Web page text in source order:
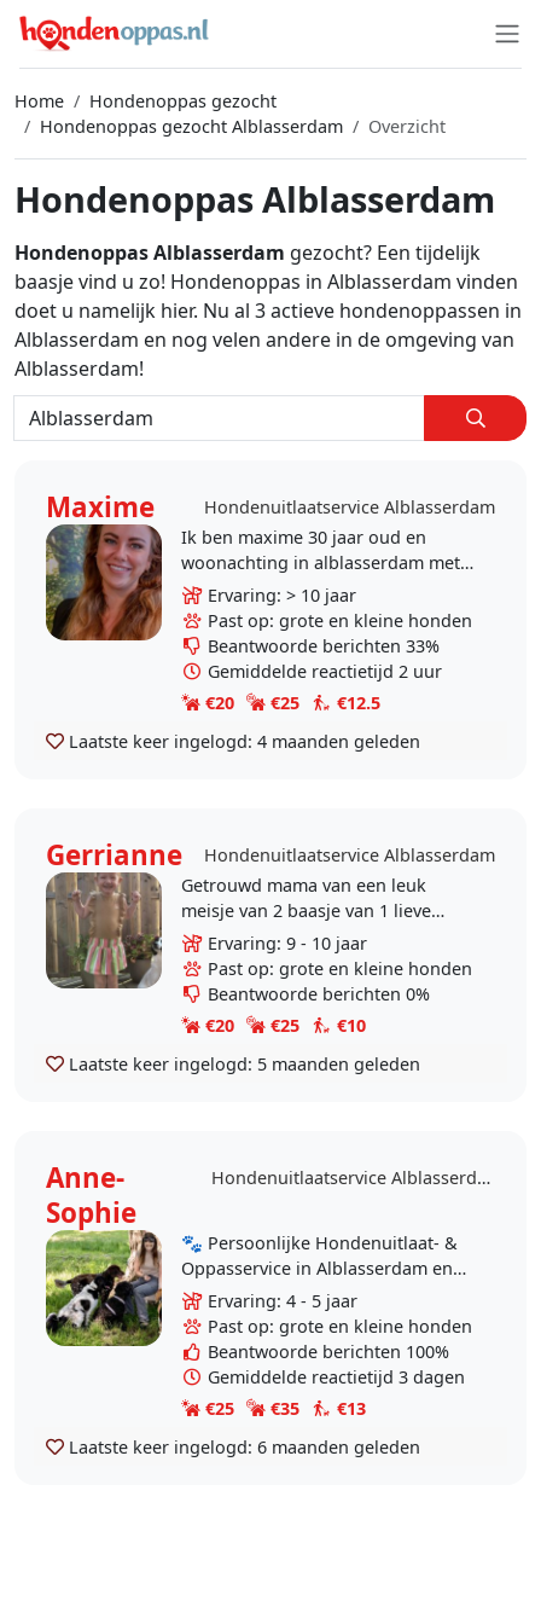
Home
Hondenoppas gezocht
Hondenoppas gezocht Alblasserdam
Overzicht
Hondenoppas Alblasserdam
Hondenoppas Alblasserdam gezocht? Een tijdelijk
baasje vind u zo! Hondenoppas in Alblasserdam vinden
doet u namelijk hier. Nu al 3 actieve hondenoppassen in
Alblasserdam en nog velen andere in de omgeving van
Alblasserdam!
Maxime
Hondenuitlaatservice Alblasserdam
Ik ben maxime 30 jaar oud en
woonachting in alblasserdam met
mijn vriend en zoontje en 2
honden. Wij zijn echt een
dierenvriendgezin en vinden het..
Ervaring: > 10 jaar
Past op: grote en kleine honden
Beantwoorde berichten 33%
Gemiddelde reactietijd 2 uur
€20
€25
€12.5
Laatste keer ingelogd: 4 maanden geleden
Gerrianne
Hondenuitlaatservice Alblasserdam
Getrouwd mama van een leuk
meisje van 2 baasje van 1 lieve
viervoeters en altijd plek voor meer
gezelligheid. Ook hebben een poes
van 1 en een kater..
Ervaring: 9 - 10 jaar
Past op: grote en kleine honden
Beantwoorde berichten 0%
€20
€25
€10
Laatste keer ingelogd: 5 maanden geleden
Anne-
Sophie
Hondenuitlaatservice Alblasserdam
🐾 Persoonlijke Hondenuitlaat- &
Oppasservice in Alblasserdam en
Omgeving 🐶 Hoi! Mijn naam is
Anne-Sophie, ik ben 22 jaar en
inmiddels al 3..
Ervaring: 4 - 5 jaar
Past op: grote en kleine honden
Beantwoorde berichten 100%
Gemiddelde reactietijd 3 dagen
€25
€35
€13
Laatste keer ingelogd: 6 maanden geleden